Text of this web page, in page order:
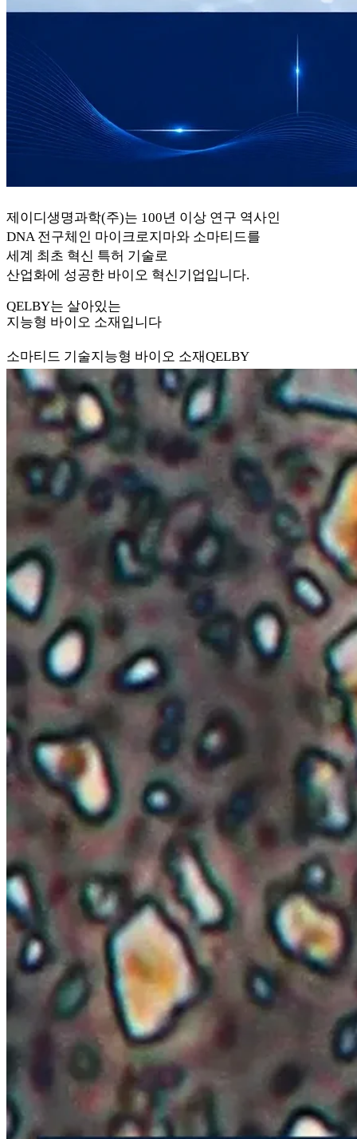
제이디생명과학(주)는 100년 이상 연구 역사인
DNA 전구체인 마이크로지마와 소마티드를
세계 최초 혁신 특허 기술로
산업화에 성공한 바이오 혁신기업입니다.
QELBY는 살아있는
지능형 바이오 소재입니다
소마티드 기술지능형 바이오 소재QELBY